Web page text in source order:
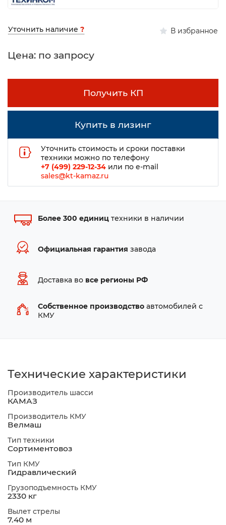
Уточнить наличие ? В избранное
Цена: по запросу
Получить КП
Купить в лизинг
Уточнить стоимость и сроки поставки
техники можно по телефону
+7 (499) 229-12-34 или по e-mail
sales@kt-kamaz.ru
Более 300 единиц техники в наличии
Официальная гарантия завода
Доставка во все регионы РФ
Собственное производство автомобилей с
КМУ
Технические характеристики
Производитель шасси
КАМАЗ
Производитель КМУ
Велмаш
Тип техники
Сортиментовоз
Тип КМУ
Гидравлический
Грузоподъемность КМУ
2330 кг
Вылет стрелы
7.40 м